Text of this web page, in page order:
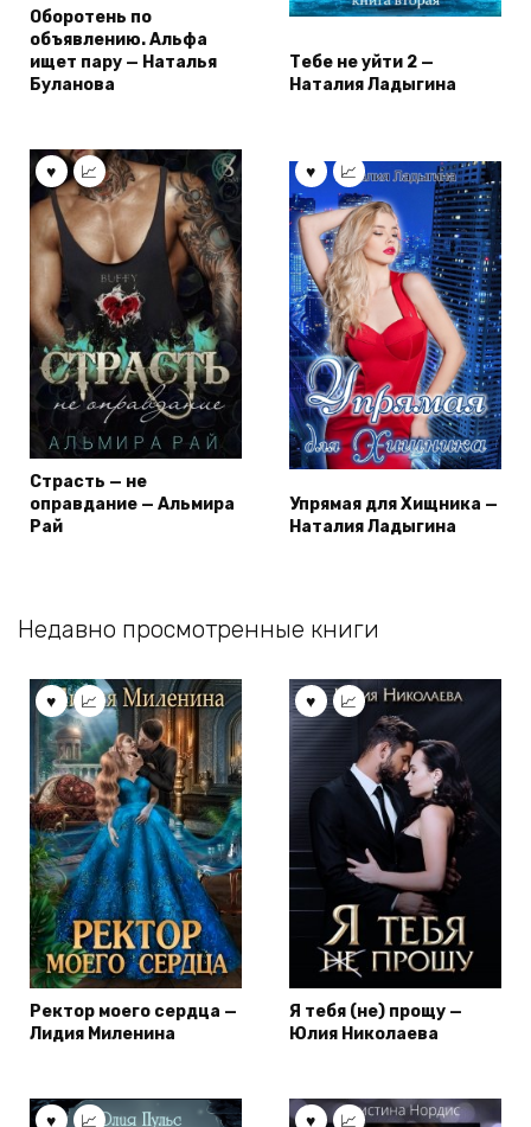
Оборотень по
объявлению. Альфа
ищет пару — Наталья
Буланова
Тебе не уйти 2 —
Наталия Ладыгина
Страсть — не
оправдание — Альмира
Рай
Упрямая для Хищника —
Наталия Ладыгина
Недавно просмотренные книги
Ректор моего сердца —
Лидия Миленина
Я тебя (не) прощу —
Юлия Николаева